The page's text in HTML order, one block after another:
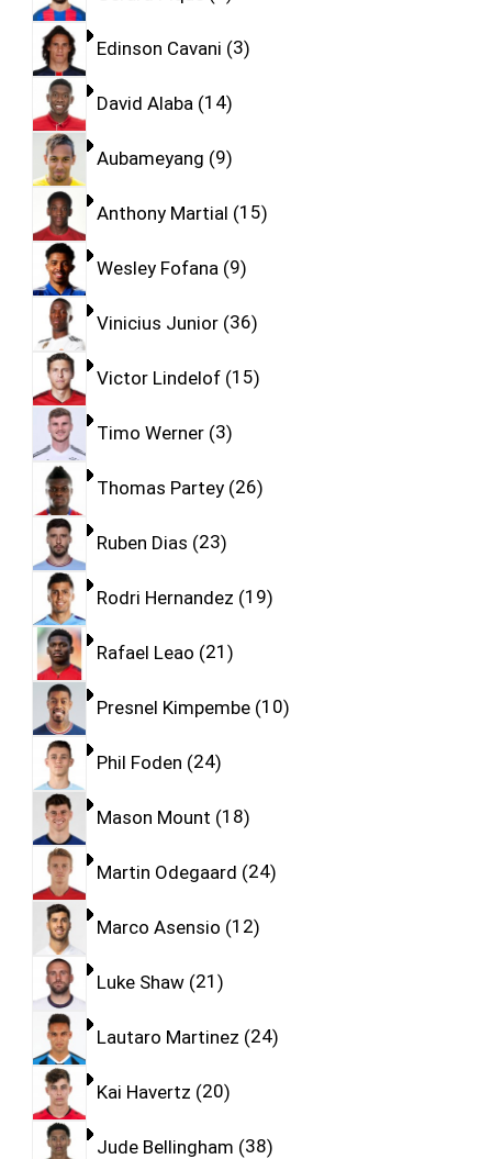
Edinson Cavani 3
David Alaba 14
Aubameyang 9
Anthony Martial 15
Wesley Fofana 9
Vinicius Junior 36
Victor Lindelof 15
Timo Werner 3
Thomas Partey 26
Ruben Dias 23
Rodri Hernandez 19
Rafael Leao 21
Presnel Kimpembe 10
Phil Foden 24
Mason Mount 18
Martin Odegaard 24
Marco Asensio 12
Luke Shaw 21
Lautaro Martinez 24
Kai Havertz 20
Jude Bellingham 38